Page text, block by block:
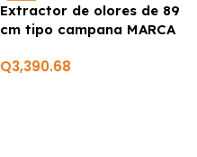
Extractor de olores de 89
cm tipo campana MARCA
Q3,390.68